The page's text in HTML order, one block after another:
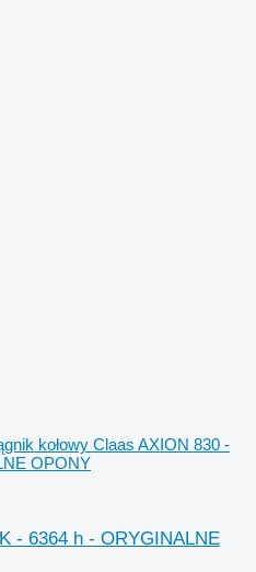
kołowy Claas AXION 830 -
OPONY
- 6364 h - ORYGINALNE